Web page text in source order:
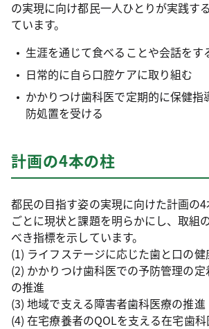
の実現に向け都民一人ひとりが実践す
ています。
生涯を通じて食べることや会話をす
日常的に自ら口腔ケアに取り組む
かかりつけ歯科医で定期的に保健指
防処置を受ける
計画の4本の柱
都民の目指す姿の実現に向けた計画の
ごとに現状と課題を明らかにし、取組
べき指標を示しています。
(1) ライフステージに応じた歯と口の
(2) かかりつけ歯科医での予防管理の
の推進
(3) 地域で支える障害者歯科医療の推進
(4) 在宅療養者のQOLを支える在宅歯